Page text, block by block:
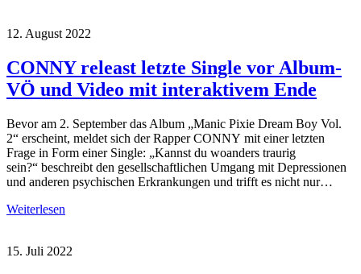
12. August 2022
CONNY releast letzte Single vor Album-
VÖ und Video mit interaktivem Ende
Bevor am 2. September das Album „Manic Pixie Dream Boy Vol.
2“ erscheint, meldet sich der Rapper CONNY mit einer letzten
Frage in Form einer Single: „Kannst du woanders traurig
sein?“ beschreibt den gesellschaftlichen Umgang mit Depressionen
und anderen psychischen Erkrankungen und trifft es nicht nur…
Weiterlesen
15. Juli 2022